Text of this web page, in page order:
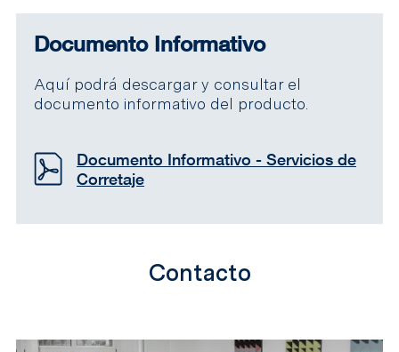
Documento Informativo
Aquí podrá descargar y consultar el
documento informativo del producto.
Documento Informativo - Servicios de
Corretaje
Contacto